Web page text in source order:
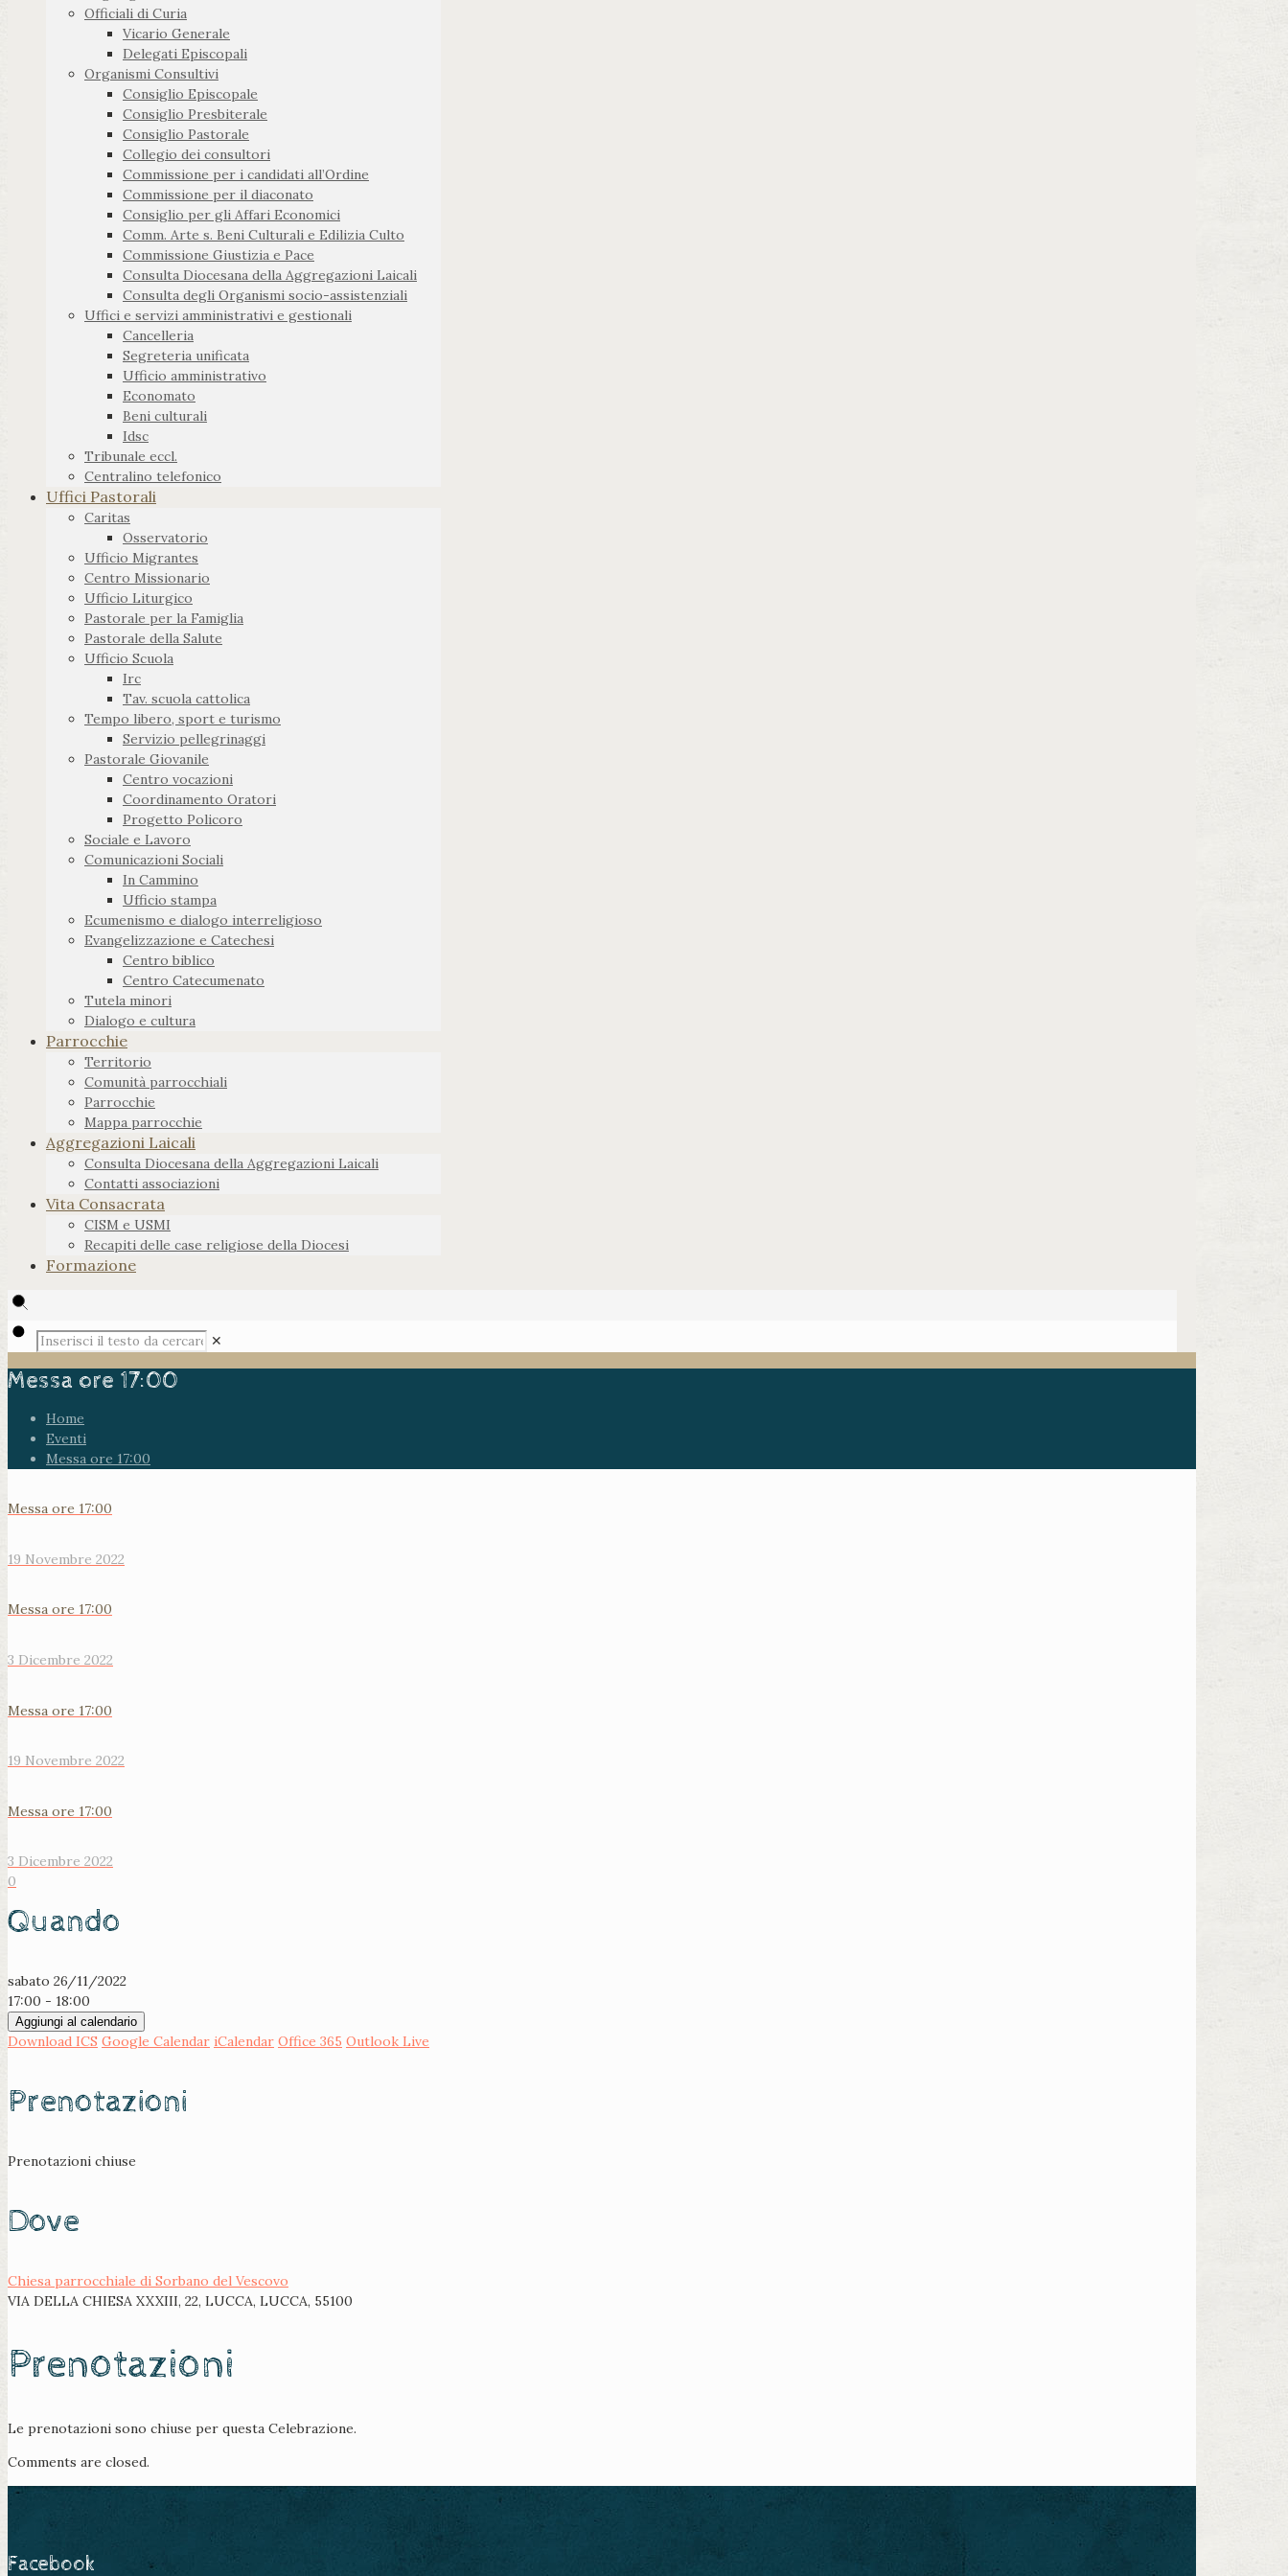
Officiali di Curia
Vicario Generale
Delegati Episcopali
Organismi Consultivi
Consiglio Episcopale
Consiglio Presbiterale
Consiglio Pastorale
Collegio dei consultori
Commissione per i candidati all’Ordine
Commissione per il diaconato
Consiglio per gli Affari Economici
Comm. Arte s. Beni Culturali e Edilizia Culto
Commissione Giustizia e Pace
Consulta Diocesana della Aggregazioni Laicali
Consulta degli Organismi socio-assistenziali
Uffici e servizi amministrativi e gestionali
Cancelleria
Segreteria unificata
Ufficio amministrativo
Economato
Beni culturali
Idsc
Tribunale eccl.
Centralino telefonico
Uffici Pastorali
Caritas
Osservatorio
Ufficio Migrantes
Centro Missionario
Ufficio Liturgico
Pastorale per la Famiglia
Pastorale della Salute
Ufficio Scuola
Irc
Tav. scuola cattolica
Tempo libero, sport e turismo
Servizio pellegrinaggi
Pastorale Giovanile
Centro vocazioni
Coordinamento Oratori
Progetto Policoro
Sociale e Lavoro
Comunicazioni Sociali
In Cammino
Ufficio stampa
Ecumenismo e dialogo interreligioso
Evangelizzazione e Catechesi
Centro biblico
Centro Catecumenato
Tutela minori
Dialogo e cultura
Parrocchie
Territorio
Comunità parrocchiali
Parrocchie
Mappa parrocchie
Aggregazioni Laicali
Consulta Diocesana della Aggregazioni Laicali
Contatti associazioni
Vita Consacrata
CISM e USMI
Recapiti delle case religiose della Diocesi
Formazione
✕
Messa ore 17:00
Home
Eventi
Messa ore 17:00
Messa ore 17:00
19 Novembre 2022
Messa ore 17:00
3 Dicembre 2022
Messa ore 17:00
19 Novembre 2022
Messa ore 17:00
3 Dicembre 2022
0
Quando
sabato 26/11/2022
17:00 - 18:00
Aggiungi al calendario
Download ICS Google Calendar iCalendar Office 365 Outlook Live
Prenotazioni
Prenotazioni chiuse
Dove
Chiesa parrocchiale di Sorbano del Vescovo
VIA DELLA CHIESA XXXIII, 22, LUCCA, LUCCA, 55100
Prenotazioni
Le prenotazioni sono chiuse per questa Celebrazione.
Comments are closed.
Facebook